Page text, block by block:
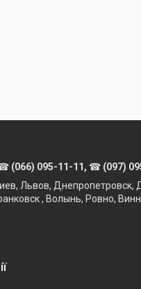
(066) 095-11-11, ☎ (097)
Львов,
, Волынь, Ровно,